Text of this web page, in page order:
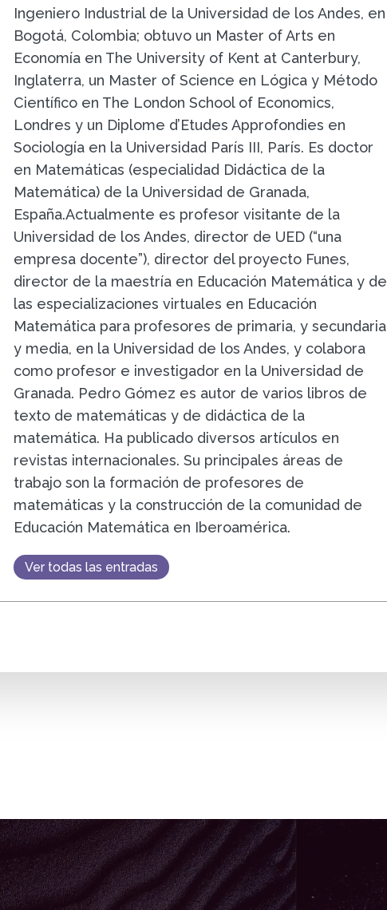
Ingeniero Industrial de la Universidad de los Andes, en
Bogotá, Colombia; obtuvo un Master of Arts en
Economía en The University of Kent at Canterbury,
Inglaterra, un Master of Science en Lógica y Método
Científico en The London School of Economics,
Londres y un Diplome d’Etudes Approfondies en
Sociología en la Universidad París III, París. Es doctor
en Matemáticas (especialidad Didáctica de la
Matemática) de la Universidad de Granada,
España.Actualmente es profesor visitante de la
Universidad de los Andes, director de UED (“una
empresa docente”), director del proyecto Funes,
director de la maestría en Educación Matemática y de
las especializaciones virtuales en Educación
Matemática para profesores de primaria, y secundaria
y media, en la Universidad de los Andes, y colabora
como profesor e investigador en la Universidad de
Granada. Pedro Gómez es autor de varios libros de
texto de matemáticas y de didáctica de la
matemática. Ha publicado diversos artículos en
revistas internacionales. Su principales áreas de
trabajo son la formación de profesores de
matemáticas y la construcción de la comunidad de
Educación Matemática en Iberoamérica.
Ver todas las entradas